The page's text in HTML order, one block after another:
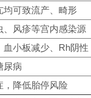
均可致流产、畸形
、风疹等宫内感染源
血小板减少、Rh阴性
尿病
，降低胎停风险